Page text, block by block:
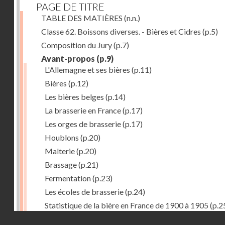
PAGE DE TITRE
TABLE DES MATIÈRES (n.n.)
Classe 62. Boissons diverses. - Bières et Cidres (p.5)
Composition du Jury(p.7)
Avant-propos (p.9)
L'Allemagne et ses bières (p.11)
Bières (p.12)
Les bières belges (p.14)
La brasserie en France(p.17)
Les orges de brasserie(p.17)
Houblons (p.20)
Malterie(p.20)
Brassage(p.21)
Fermentation(p.23)
Les écoles de brasserie(p.24)
Statistique de la bière en France de 1900 à 1905